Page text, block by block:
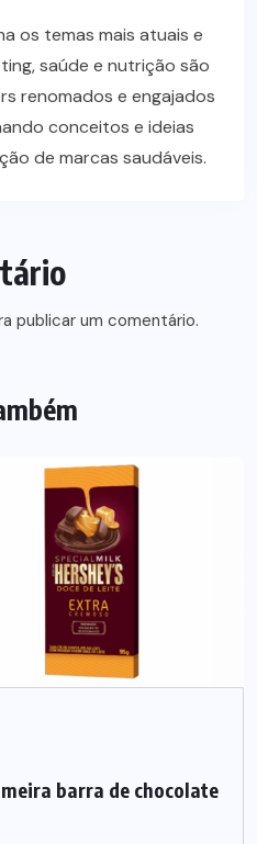
os temas mais atuais e
saúde e nutrição são
renomados e engajados
conceitos e ideias
de marcas saudáveis.
publicar um comentário.
barra de chocolate